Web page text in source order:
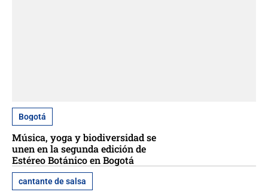
Bogotá
Música, yoga y biodiversidad se
unen en la segunda edición de
Estéreo Botánico en Bogotá
cantante de salsa